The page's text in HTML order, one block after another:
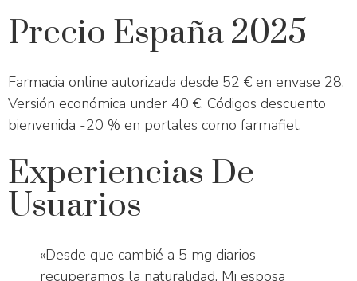
Precio España 2025
Farmacia online autorizada desde 52 € en envase 28.
Versión económica under 40 €. Códigos descuento
bienvenida -20 % en portales como farmafiel.
Experiencias De
Usuarios
«Desde que cambié a 5 mg diarios
recuperamos la naturalidad. Mi esposa